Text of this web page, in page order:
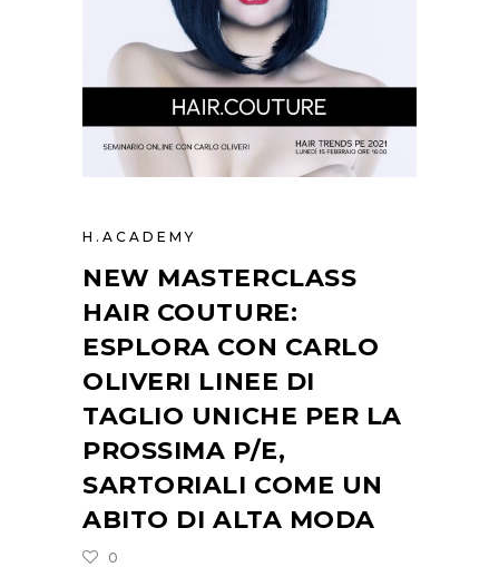
H.ACADEMY
NEW MASTERCLASS
HAIR COUTURE:
ESPLORA CON CARLO
OLIVERI LINEE DI
TAGLIO UNICHE PER LA
PROSSIMA P/E,
SARTORIALI COME UN
ABITO DI ALTA MODA
0